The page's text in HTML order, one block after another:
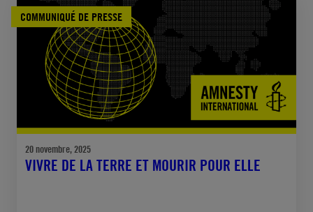
COMMUNIQUÉ DE PRESSE
20 novembre, 2025
VIVRE DE LA TERRE ET MOURIR POUR ELLE